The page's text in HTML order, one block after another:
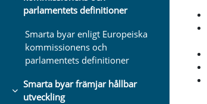
Fäll ihop
parlamentets definitioner
Smarta byar enligt Europeiska
kommissionens och
parlamentets definitioner
Fäll ihop
Smarta byar främjar hållbar
utveckling